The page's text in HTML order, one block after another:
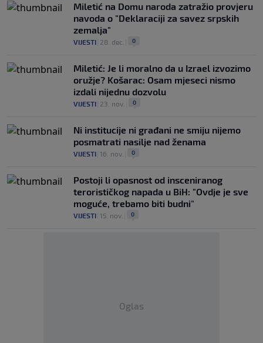
Miletić na Domu naroda zatražio provjeru
navoda o "Deklaraciji za savez srpskih
zemalja"
VIJESTI 28. dec. 0
Miletić: Je li moralno da u Izrael izvozimo
oružje? Košarac: Osam mjeseci nismo
izdali nijednu dozvolu
VIJESTI 23. nov. 0
Ni institucije ni građani ne smiju nijemo
posmatrati nasilje nad ženama
VIJESTI 16. nov. 0
Postoji li opasnost od insceniranog
terorističkog napada u BiH: "Ovdje je sve
moguće, trebamo biti budni"
VIJESTI 15. nov. 0
Oglas